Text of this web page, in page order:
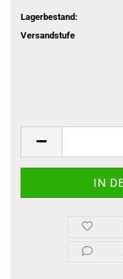
Lagerbestand:
Versandstufe